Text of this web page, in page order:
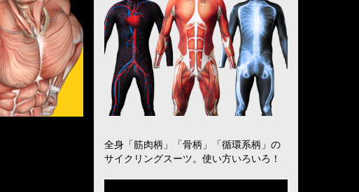
全身「筋肉柄」「骨柄」「循環系柄」の
サイクリングスーツ。使い方いろいろ！